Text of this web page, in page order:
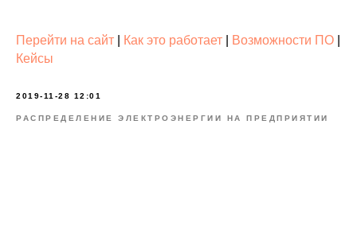
Перейти на сайт Как это работает Возможности ПО
Кейсы
2019-11-28 12:01
РАСПРЕДЕЛЕНИЕ ЭЛЕКТРОЭНЕРГИИ НА ПРЕДПРИЯТИИ